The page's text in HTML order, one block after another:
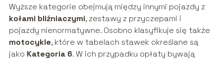
Wyższe kategorie obejmują między innymi pojazdy z
kołami bliźniaczymi, zestawy z przyczepami i
pojazdy nienormatywne. Osobno klasyfikuje się także
motocykle, które w tabelach stawek określane są
jako Kategoria 6. W ich przypadku opłaty bywają